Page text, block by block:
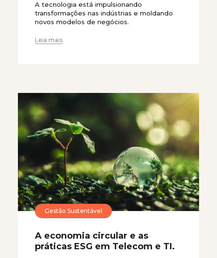
A tecnologia está impulsionando
transformações nas indústrias e moldando
novos modelos de negócios.
Leia mais
Gestão Sustentável
A economia circular e as
práticas ESG em Telecom e TI.